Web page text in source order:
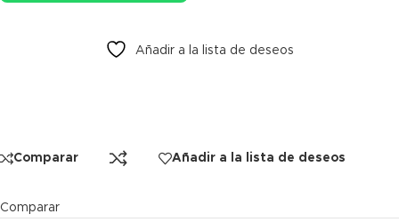
Añadir a la lista de deseos
Comparar Añadir a la lista de deseos
Comparar